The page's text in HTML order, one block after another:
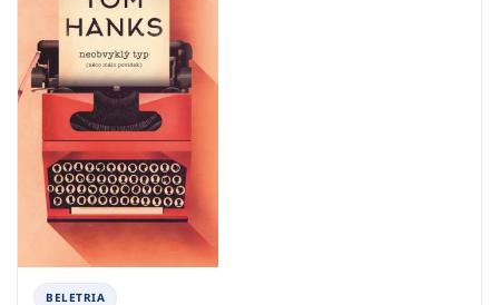
BELETRIA